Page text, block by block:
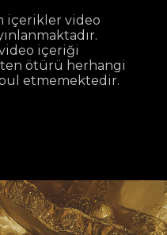
içerikler video
içeriği
ötürü herhangi
etmemektedir.